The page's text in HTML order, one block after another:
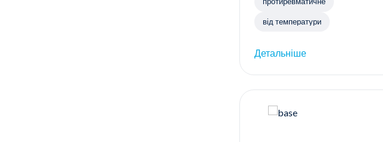
від температури
Детальніше